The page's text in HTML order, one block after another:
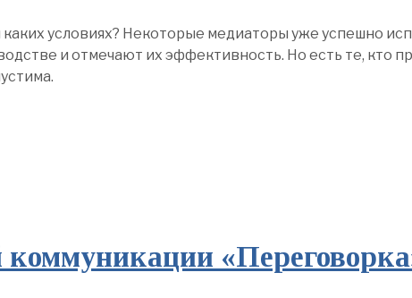
условиях? Некоторые медиаторы уже успешно
и отмечают их эффективность. Но есть те, кто